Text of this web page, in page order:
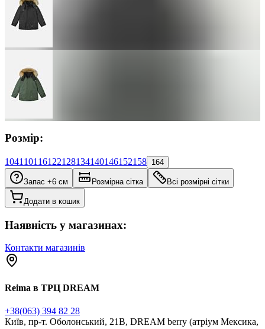
Розмір:
104110116122128134140146152158 164
Запас +6 см Розмірна сітка Всі розмірні сітки
Додати в кошик
Наявність у магазинах:
Контакти магазинів
Reima в ТРЦ DREAM
+38(063) 394 82 28
Київ, пр-т. Оболонський, 21В, DREAM berry (атріум Мексика,